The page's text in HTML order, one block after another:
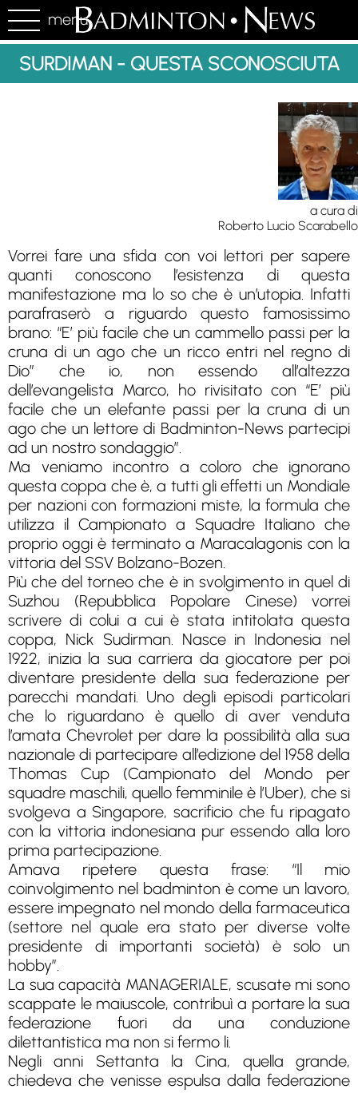
menu
SURDIMAN - QUESTA SCONOSCIUTA
a cura di
Roberto Lucio Scarabello
Vorrei fare una sfida con voi lettori per sapere
quanti conoscono l’esistenza di questa
manifestazione ma lo so che è un’utopia. Infatti
parafraserò a riguardo questo famosissimo
brano: “E’ più facile che un cammello passi per la
cruna di un ago che un ricco entri nel regno di
Dio” che io, non essendo all’altezza
dell’evangelista Marco, ho rivisitato con “E’ più
facile che un elefante passi per la cruna di un
ago che un lettore di Badminton-News partecipi
ad un nostro sondaggio”.
Ma veniamo incontro a coloro che ignorano
questa coppa che è, a tutti gli effetti un Mondiale
per nazioni con formazioni miste, la formula che
utilizza il Campionato a Squadre Italiano che
proprio oggi è terminato a Maracalagonis con la
vittoria del SSV Bolzano-Bozen.
Più che del torneo che è in svolgimento in quel di
Suzhou (Repubblica Popolare Cinese) vorrei
scrivere di colui a cui è stata intitolata questa
coppa, Nick Sudirman. Nasce in Indonesia nel
1922, inizia la sua carriera da giocatore per poi
diventare presidente della sua federazione per
parecchi mandati. Uno degli episodi particolari
che lo riguardano è quello di aver venduta
l’amata Chevrolet per dare la possibilità alla sua
nazionale di partecipare all’edizione del 1958 della
Thomas Cup (Campionato del Mondo per
squadre maschili, quello femminile è l’Uber), che si
svolgeva a Singapore, sacrificio che fu ripagato
con la vittoria indonesiana pur essendo alla loro
prima partecipazione.
Amava ripetere questa frase: “Il mio
coinvolgimento nel badminton è come un lavoro,
essere impegnato nel mondo della farmaceutica
(settore nel quale era stato per diverse volte
presidente di importanti società) è solo un
hobby”.
La sua capacità MANAGERIALE, scusate mi sono
scappate le maiuscole, contribuì a portare la sua
federazione fuori da una conduzione
dilettantistica ma non si fermo li.
Negli anni Settanta la Cina, quella grande,
chiedeva che venisse espulsa dalla federazione